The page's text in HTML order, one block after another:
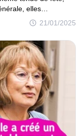
21/01/2025
elles
une nouvelle
Pourtant, certaines
dans le fait de porter
stars portent deux
la robe ou le tailleur